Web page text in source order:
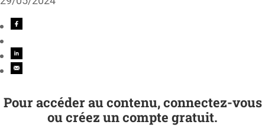
Pour accéder au contenu, connectez-vous
ou créez un compte gratuit.